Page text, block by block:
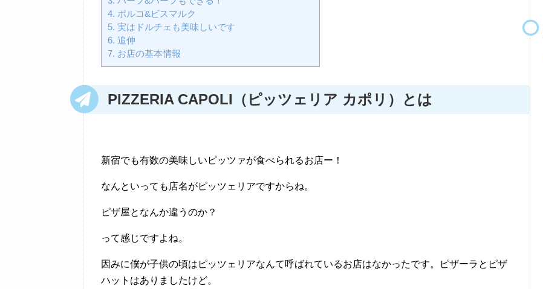
4. ポルコ&ビスマルク
5. 実はドルチェも美味しいです
6. 追伸
7. お店の基本情報
PIZZERIA CAPOLI（ピッツェリア カポリ）とは
新宿でも有数の美味しいピッツァが食べられるお店ー！
なんといっても店名がピッツェリアですからね。
ピザ屋となんか違うのか？
って感じですよね。
因みに僕が子供の頃はピッツェリアなんて呼ばれているお店はなかったです。ピザーラとピザ
ハットはありましたけど。